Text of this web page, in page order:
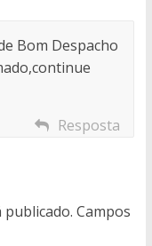
Bom Despacho
Resposta
publicado. Campos